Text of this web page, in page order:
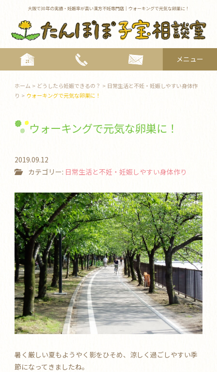
大阪で30年の実績・妊娠率が高い漢方不妊専門店｜ウォーキングで元気な卵巣に！
メニュー
ホーム > どうしたら妊娠できるの？ > 日常生活と不妊・妊娠しやすい身体作
り > ウォーキングで元気な卵巣に！
ウォーキングで元気な卵巣に！
2019.09.12
カテゴリー: 日常生活と不妊・妊娠しやすい身体作り
暑く厳しい夏もようやく影をひそめ、涼しく過ごしやすい季
節になってきましたね。